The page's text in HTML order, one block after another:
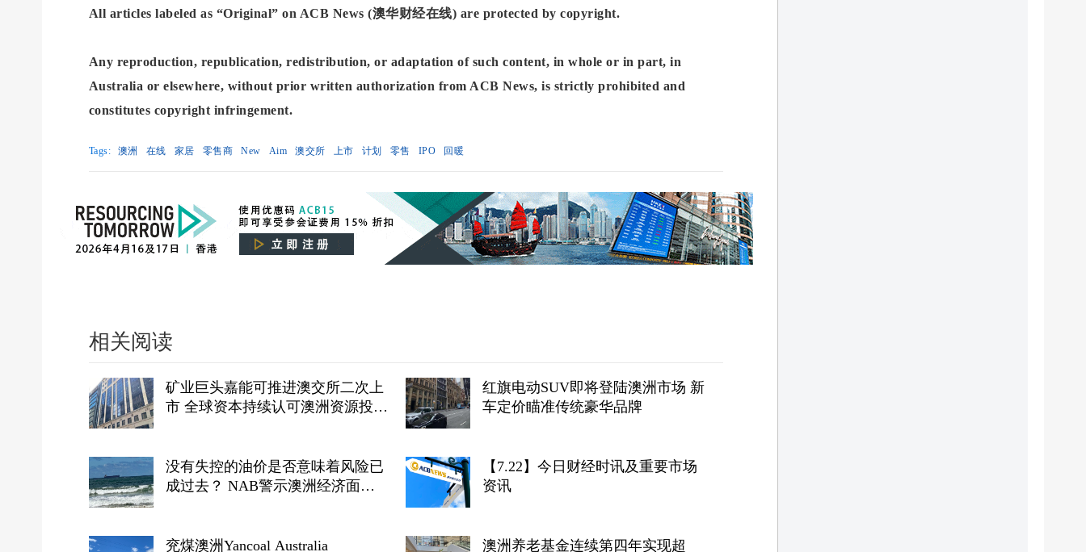
All articles labeled as “Original” on ACB News (澳华财经在线) are protected by copyright.
Any reproduction, republication, redistribution, or adaptation of such content, in whole or in part, in
Australia or elsewhere, without prior written authorization from ACB News, is strictly prohibited and
constitutes copyright infringement.
Tags: 澳洲 在线 家居 零售商 New Aim 澳交所 上市 计划 零售 IPO 回暖
相关阅读
矿业巨头嘉能可推进澳交所二次上
市 全球资本持续认可澳洲资源投资
红旗电动SUV即将登陆澳洲市场 新
车定价瞄准传统豪华品牌
没有失控的油价是否意味着风险已
成过去？ NAB警示澳洲经济面
【7.22】今日财经时讯及重要市场
资讯
兖煤澳洲Yancoal Australia 澳洲养老基金连续第四年实现超